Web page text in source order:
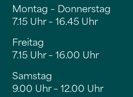
Montag – Donnerstag
7.15 Uhr – 16.45 Uhr
Freitag
7.15 Uhr – 16.00 Uhr
Samstag
9.00 Uhr – 12.00 Uhr